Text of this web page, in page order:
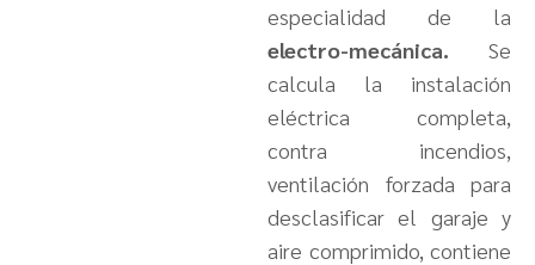
especialidad de la
electro-mecánica. Se
calcula la instalación
eléctrica completa,
contra incendios,
ventilación forzada para
desclasificar el garaje y
aire comprimido, contiene